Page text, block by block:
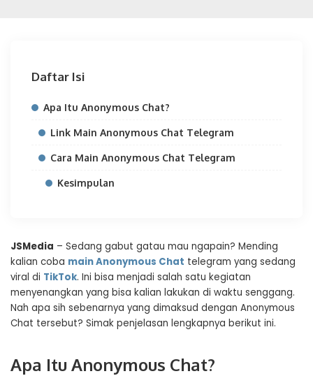
Daftar Isi
Apa Itu Anonymous Chat?
Link Main Anonymous Chat Telegram
Cara Main Anonymous Chat Telegram
Kesimpulan
JSMedia – Sedang gabut gatau mau ngapain? Mending
kalian coba main Anonymous Chat telegram yang sedang
viral di TikTok. Ini bisa menjadi salah satu kegiatan
menyenangkan yang bisa kalian lakukan di waktu senggang.
Nah apa sih sebenarnya yang dimaksud dengan Anonymous
Chat tersebut? Simak penjelasan lengkapnya berikut ini.
Apa Itu Anonymous Chat?